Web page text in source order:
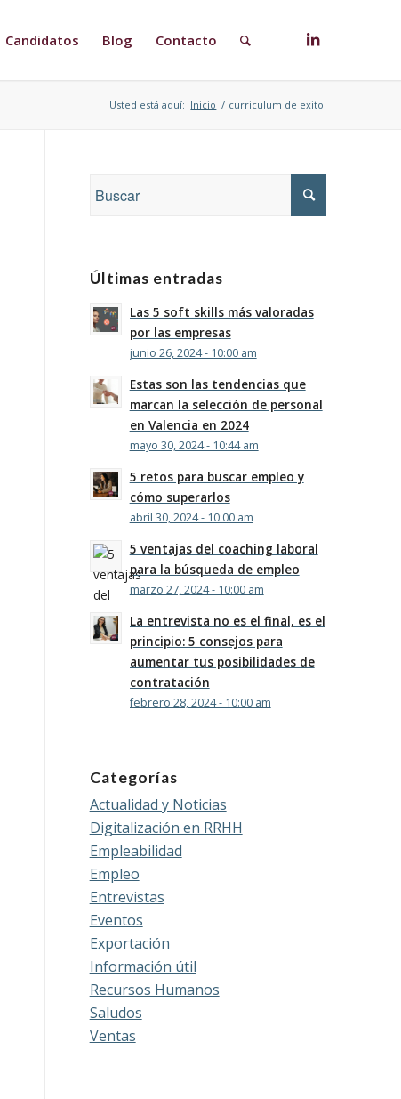
Candidatos Blog Contacto
Usted está aquí: Inicio / curriculum de exito
Últimas entradas
Las 5 soft skills más valoradas
por las empresas
junio 26, 2024 - 10:00 am
Estas son las tendencias que
marcan la selección de personal
en Valencia en 2024
mayo 30, 2024 - 10:44 am
5 retos para buscar empleo y
cómo superarlos
abril 30, 2024 - 10:00 am
5 ventajas del coaching laboral
para la búsqueda de empleo
marzo 27, 2024 - 10:00 am
La entrevista no es el final, es el
principio: 5 consejos para
aumentar tus posibilidades de
contratación
febrero 28, 2024 - 10:00 am
Categorías
Actualidad y Noticias
Digitalización en RRHH
Empleabilidad
Empleo
Entrevistas
Eventos
Exportación
Información útil
Recursos Humanos
Saludos
Ventas